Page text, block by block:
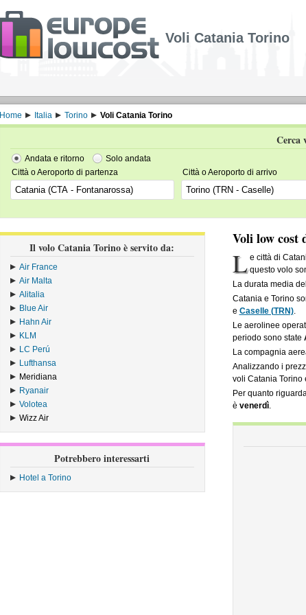
Voli Catania Torino
Home Italia Torino Voli Catania Torino
Cerca
Andata e ritorno
Solo andata
Città o Aeroporto di partenza
Città o Aeroporto di arrivo
Il volo Catania Torino è servito da:
Air France
Air Malta
Alitalia
Blue Air
Hahn Air
KLM
LC Perú
Lufthansa
Meridiana
Ryanair
Volotea
Wizz Air
Potrebbero interessarti
Hotel a Torino
Voli low cost
L e città di
questo volo
La durata media
Catania e Torino
e Caselle (TRN).
Le aerolinee
periodo sono state
La compagnia
Analizzando i
voli Catania Torino
Per quanto
è venerdì.